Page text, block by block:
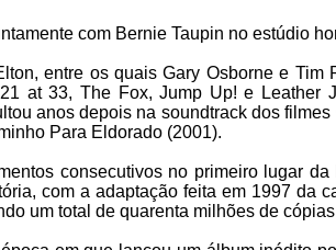
com Bernie Taupin no estúdio
entre os quais Gary Osborne e Tim
at 33, The Fox, Jump Up! e Leather
anos depois na soundtrack dos
Para Eldorado (2001).
consecutivos no primeiro lugar da
com a adaptação feita em 1997 da
um total de quarenta milhões de